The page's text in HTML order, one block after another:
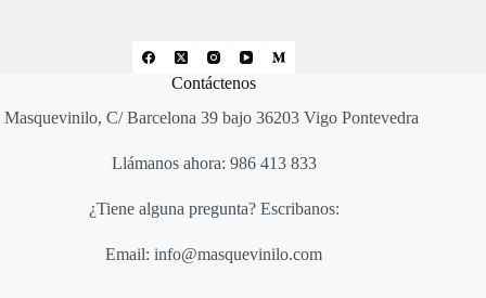
Contáctenos
Masquevinilo, C/ Barcelona 39 bajo 36203 Vigo Pontevedra
Llámanos ahora: 986 413 833
¿Tiene alguna pregunta? Escribanos:
Email: info@masquevinilo.com